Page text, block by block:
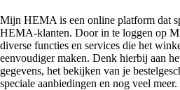
Mijn HEMA is een online platform dat
HEMA-klanten. Door in te loggen op
diverse functies en services die het
eenvoudiger maken. Denk hierbij aan
gegevens, het bekijken van je
speciale aanbiedingen en nog veel meer.